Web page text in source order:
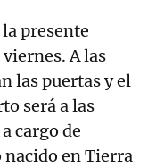
presente
A las
las puertas y el
será a las
cargo de
nacido en Tierra